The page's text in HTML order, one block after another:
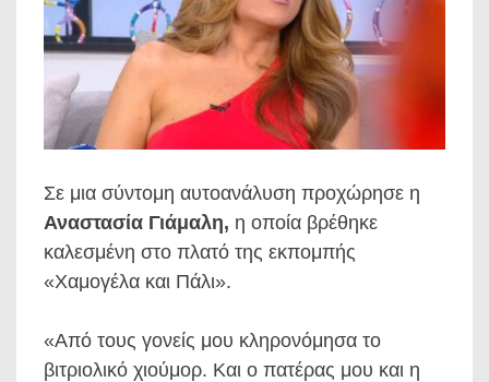
Σε μια σύντομη αυτοανάλυση προχώρησε η
Αναστασία Γιάμαλη, η οποία βρέθηκε
καλεσμένη στο πλατό της εκπομπής
«Χαμογέλα και Πάλι».
«Από τους γονείς μου κληρονόμησα το
βιτριολικό χιούμορ. Και ο πατέρας μου και η